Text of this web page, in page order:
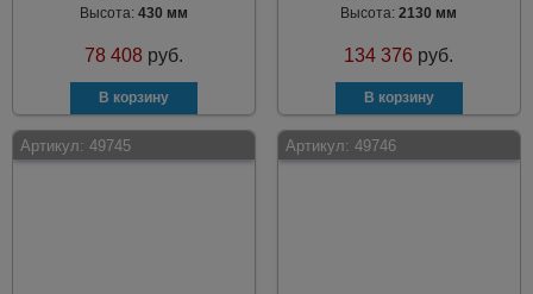
Высота:430 мм
78 408 руб.
Высота:2130 мм
134 376 руб.
Артикул: 49745 Артикул: 49746